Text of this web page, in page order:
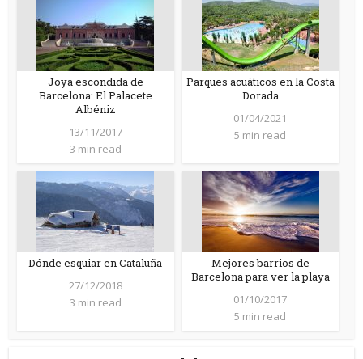
Joya escondida de
Barcelona: El Palacete
Albéniz
13/11/2017
3 min read
Parques acuáticos en la Costa
Dorada
01/04/2021
5 min read
Dónde esquiar en Cataluña
27/12/2018
3 min read
Mejores barrios de
Barcelona para ver la playa
01/10/2017
5 min read